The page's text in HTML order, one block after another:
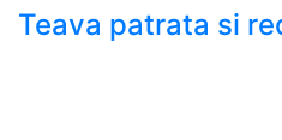
Teava patrata si